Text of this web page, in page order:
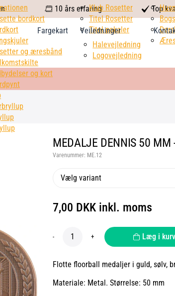
calendar
10 års erfaring
check
mark
Top
Fargekart
Veiledninger
Halevejledning
Logovejledning
bordkort
og æresbånd
og kort
Klub Rosetter
Titel Rosetter
Titel pokaler
MEDALJE DENNIS 50 MM
Varenummer: ME.12
Vælg variant
7,00 DKK inkl. moms
- + Læg i kurv
Flotte floorball medaljer i guld, sølv,
Materiale: Metal. Størrelse: 50 mm